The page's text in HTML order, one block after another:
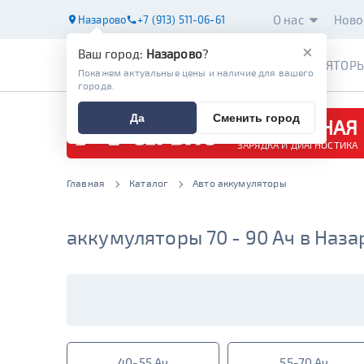
Назарово +7 (913) 511-06-61 О нас
БЕСПЛАТНАЯ
ЗАРЯДКА И ДИАГНОСТИКА
Главная Каталог Авто аккумуляторы
аккумуляторы 70 - 90 Ач в
×
Ваш город: Назарово?
Покажем актуальные цены и наличие для вашего
города.
Да Сменить город